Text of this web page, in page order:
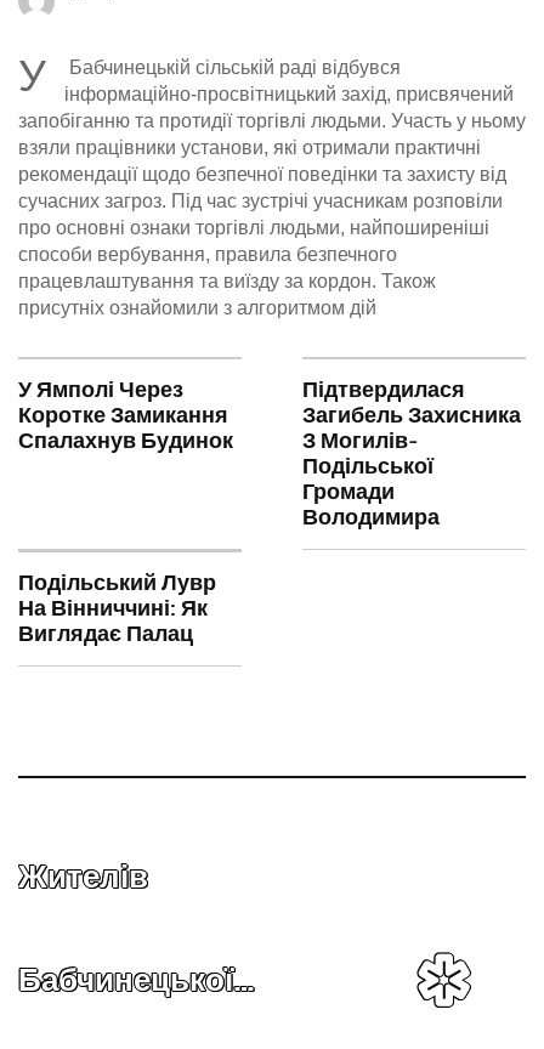
У
Бабчинецькій сільській раді відбувся
інформаційно-просвітницький захід, присвячений
запобіганню та протидії торгівлі людьми. Участь у ньому
взяли працівники установи, які отримали практичні
рекомендації щодо безпечної поведінки та захисту від
сучасних загроз. Під час зустрічі учасникам розповіли
про основні ознаки торгівлі людьми, найпоширеніші
способи вербування, правила безпечного
працевлаштування та виїзду за кордон. Також
присутніх ознайомили з алгоритмом дій
У Ямполі Через
Коротке Замикання
Спалахнув Будинок
Підтвердилася
Загибель Захисника
З Могилів-
Подільської
Громади
Володимира
Подільський Лувр
На Вінниччині: Як
Виглядає Палац
Жителів
Бабчинецької…